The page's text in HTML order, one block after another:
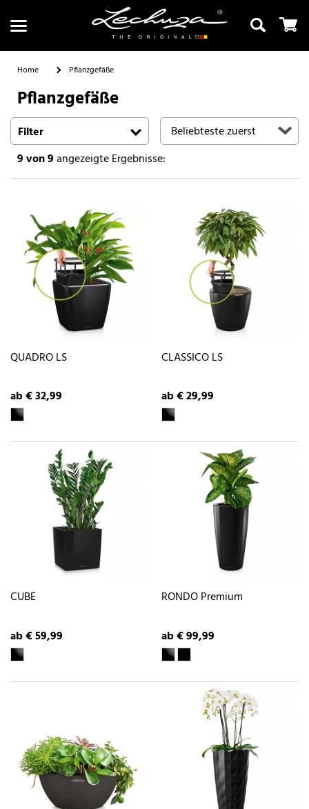
Suchen
Home Pflanzgefäße
Pflanzgefäße
Filter
9von 9angezeigte Ergebnisse:
QUADRO LS
ab € 32,99
CLASSICO LS
ab € 29,99
CUBE
ab € 59,99
RONDO Premium
ab € 99,99